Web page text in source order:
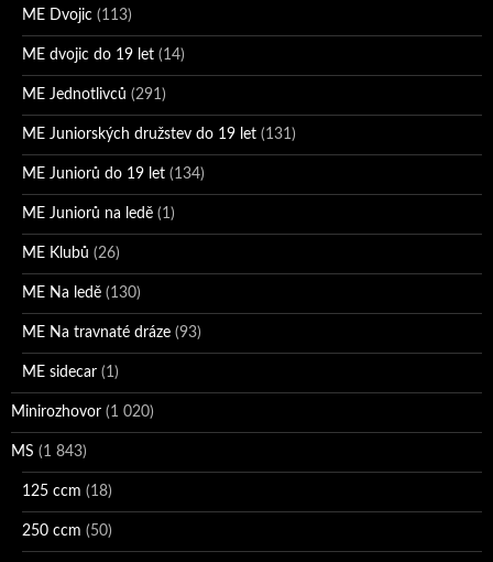
ME Dvojic (113)
ME dvojic do 19 let (14)
ME Jednotlivců (291)
ME Juniorských družstev do 19 let (131)
ME Juniorů do 19 let (134)
ME Juniorů na ledě (1)
ME Klubů (26)
ME Na ledě (130)
ME Na travnaté dráze (93)
ME sidecar (1)
Minirozhovor (1 020)
MS (1 843)
125 ccm (18)
250 ccm (50)